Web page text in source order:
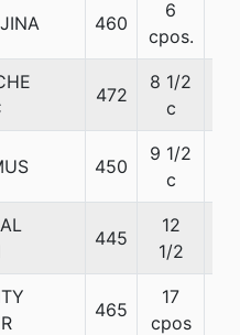
460
6
cpos.
472
8 1/2
c
450
9 1/2
c
445
12
1/2
465
17
cpos